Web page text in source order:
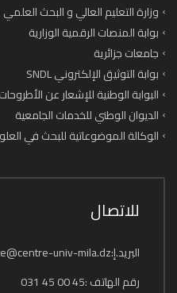
وزارة التعليم العالي و البحث العلمي
بوابة المنصات الرقمية الوزارية
جامعات جزائرية
بوابة التوثيق الإلكتروني SNDL
البوابة الوطنية للإشعار عن الأطروحات
الديوان الوطني للخدمات الجامعية
الوكالة الموضوعاتية للبحث في
للاتصال
البريد.إ:admin.site@centre-univ-mila.dz
رقم الهاتف :45 00 45 031